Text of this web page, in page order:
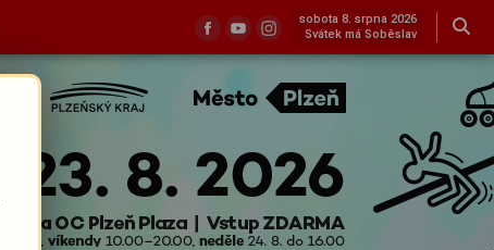
sobota 8. srpna 2026
Svátek má Soběslav